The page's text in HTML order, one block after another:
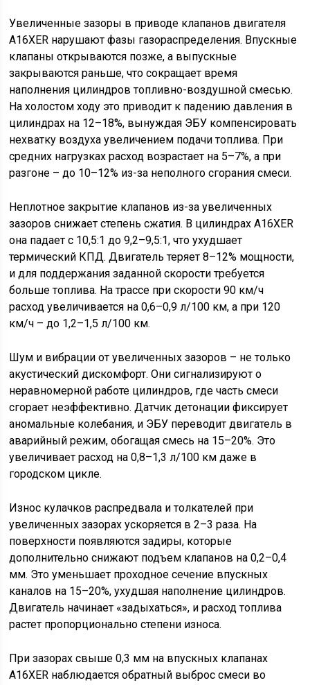
Увеличенные зазоры в приводе клапанов двигателя
A16XER нарушают фазы газораспределения. Впускные
клапаны открываются позже, а выпускные
закрываются раньше, что сокращает время
наполнения цилиндров топливно-воздушной смесью.
На холостом ходу это приводит к падению давления в
цилиндрах на 12–18%, вынуждая ЭБУ компенсировать
нехватку воздуха увеличением подачи топлива. При
средних нагрузках расход возрастает на 5–7%, а при
разгоне – до 10–12% из-за неполного сгорания смеси.
Неплотное закрытие клапанов из-за увеличенных
зазоров снижает степень сжатия. В цилиндрах A16XER
она падает с 10,5:1 до 9,2–9,5:1, что ухудшает
термический КПД. Двигатель теряет 8–12% мощности,
и для поддержания заданной скорости требуется
больше топлива. На трассе при скорости 90 км/ч
расход увеличивается на 0,6–0,9 л/100 км, а при 120
км/ч – до 1,2–1,5 л/100 км.
Шум и вибрации от увеличенных зазоров – не только
акустический дискомфорт. Они сигнализируют о
неравномерной работе цилиндров, где часть смеси
сгорает неэффективно. Датчик детонации фиксирует
аномальные колебания, и ЭБУ переводит двигатель в
аварийный режим, обогащая смесь на 15–20%. Это
увеличивает расход на 0,8–1,3 л/100 км даже в
городском цикле.
Износ кулачков распредвала и толкателей при
увеличенных зазорах ускоряется в 2–3 раза. На
поверхности появляются задиры, которые
дополнительно снижают подъем клапанов на 0,2–0,4
мм. Это уменьшает проходное сечение впускных
каналов на 15–20%, ухудшая наполнение цилиндров.
Двигатель начинает «задыхаться», и расход топлива
растет пропорционально степени износа.
При зазорах свыше 0,3 мм на впускных клапанах
A16XER наблюдается обратный выброс смеси во